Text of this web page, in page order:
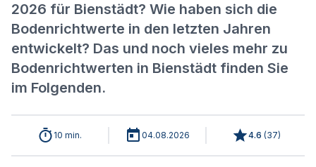
2026 für Bienstädt? Wie haben sich die
Bodenrichtwerte in den letzten Jahren
entwickelt? Das und noch vieles mehr zu
Bodenrichtwerten in Bienstädt finden Sie
im Folgenden.
10 min. 04.08.2026 4.6 (37)